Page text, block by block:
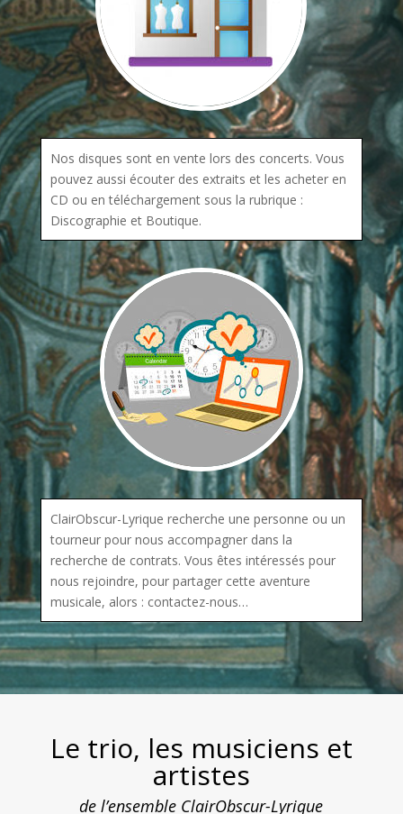
Nos disques sont en vente lors des concerts. Vous
pouvez aussi écouter des extraits et les acheter en
CD ou en téléchargement sous la rubrique :
Discographie et Boutique.
ClairObscur-Lyrique recherche une personne ou un
tourneur pour nous accompagner dans la
recherche de contrats. Vous êtes intéressés pour
nous rejoindre, pour partager cette aventure
musicale, alors : contactez-nous…
Le trio, les musiciens et
artistes
de l’ensemble ClairObscur-Lyrique